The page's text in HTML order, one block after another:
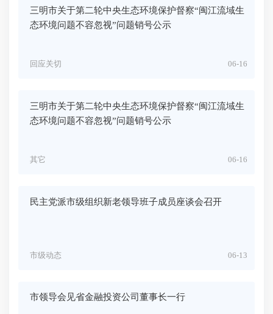
三明市关于第二轮中央生态环境保护督察“闽江流域生
态环境问题不容忽视”问题销号公示
06-16
回应关切
三明市关于第二轮中央生态环境保护督察“闽江流域生
态环境问题不容忽视”问题销号公示
06-16
其它
民主党派市级组织新老领导班子成员座谈会召开
06-13
市级动态
市领导会见省金融投资公司董事长一行